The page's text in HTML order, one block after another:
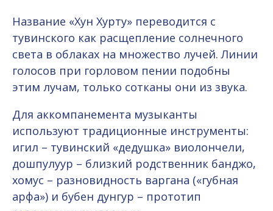
Название «Хун Хурту» переводится с
тувинского как расщепление солнечного
света в облаках на множество лучей. Линии
голосов при горловом пении подобны
этим лучам, только сотканы они из звука.
Для аккомпанемента музыканты
используют традиционные инструменты:
игил – тувинский «дедушка» виолончели,
дошпулуур – близкий родственник банджо,
хомус – разновидность варгана («губная
арфа») и бубен дунгур – прототип